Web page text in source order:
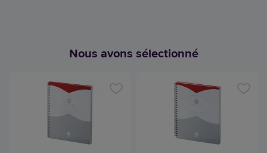
Nous avons sélectionné